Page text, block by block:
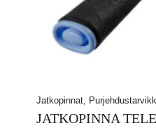
Jatkopinnat,
JATKOPINNA